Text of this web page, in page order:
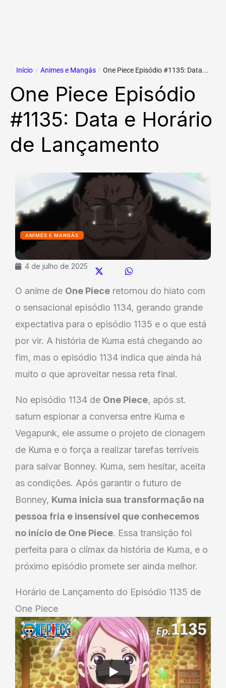
Início / Animes e Mangás / One Piece Episódio #1135: Data...
One Piece Episódio
#1135: Data e Horário
de Lançamento
4 de julho de 2025
ANIMES E MANGÁS
O anime de One Piece retornou do hiato com
o sensacional episódio 1134, gerando grande
expectativa para o episódio 1135 e o que está
por vir. A história de Kuma está chegando ao
fim, mas o episódio 1134 indica que ainda há
muito o que aproveitar nessa reta final.
No episódio 1134 de One Piece, após st.
saturn espionar a conversa entre Kuma e
Vegapunk, ele assume o projeto de clonagem
de Kuma e o força a realizar tarefas terríveis
para salvar Bonney. Kuma, sem hesitar, aceita
as condições. Após garantir o futuro de
Bonney, Kuma inicia sua transformação na
pessoa fria e insensível que conhecemos
no início de One Piece. Essa transição foi
perfeita para o clímax da história de Kuma, e o
próximo episódio promete ser ainda melhor.
Horário de Lançamento do Episódio 1135 de
One Piece